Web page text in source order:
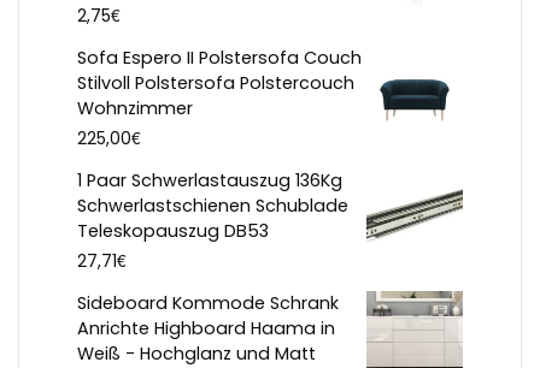
2,75€
Sofa Espero II Polstersofa Couch
Stilvoll Polstersofa Polstercouch
Wohnzimmer
225,00€
1 Paar Schwerlastauszug 136Kg
Schwerlastschienen Schublade
Teleskopauszug DB53
27,71€
Sideboard Kommode Schrank
Anrichte Highboard Haama in
Weiß - Hochglanz und Matt